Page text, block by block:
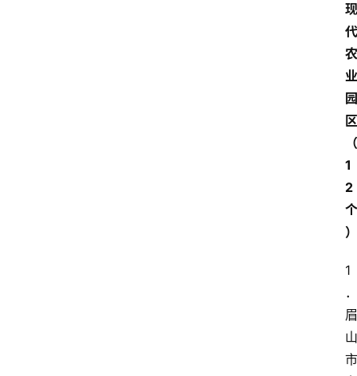
现
代
农
业
园
区
（
1
2
个
）
1
．
眉
山
市